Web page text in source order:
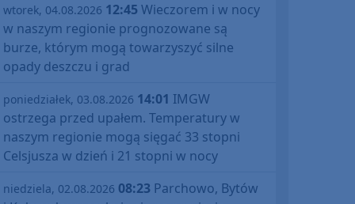
wtorek, 04.08.2026 12:45 Wieczorem i w nocy
w naszym regionie prognozowane są
burze, którym mogą towarzyszyć silne
opady deszczu i grad
poniedziałek, 03.08.2026 14:01 IMGW
ostrzega przed upałem. Temperatury w
naszym regionie mogą sięgać 33 stopni
Celsjusza w dzień i 21 stopni w nocy
niedziela, 02.08.2026 08:23 Parchowo, Bytów